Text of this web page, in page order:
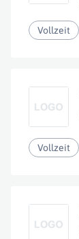
Vollzeit
Vollzeit